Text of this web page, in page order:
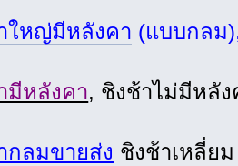
ใหญ่มีหลังคา (แบบกลม
มีหลังคา, ชิงช้าไม่มีหลัง
กลมขายส่ง ชิงช้าเหลี่ยม